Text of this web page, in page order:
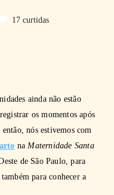
17 curtidas
ainda não estão
os momentos após
nós estivemos com
na Maternidade Santa
de São Paulo, para
para conhecer a